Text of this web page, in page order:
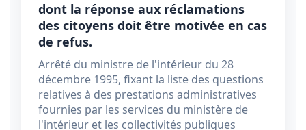
dont la réponse aux réclamations
des citoyens doit être motivée en cas
de refus.
Arrêté du ministre de l'intérieur du 28
décembre 1995, fixant la liste des questions
relatives à des prestations administratives
fournies par les services du ministère de
l'intérieur et les collectivités publiques